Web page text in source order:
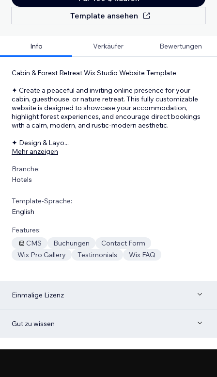
Template ansehen
Info Verkäufer Bewertungen
Cabin & Forest Retreat Wix Studio Website Template
✦ Create a peaceful and inviting online presence for your
cabin, guesthouse, or nature retreat. This fully customizable
website is designed to showcase your accommodation,
highlight forest experiences, and encourage direct bookings
with a calm, modern, and rustic-modern aesthetic.
✦ Design & Layo...
Mehr anzeigen
Branche:
Hotels
Template-Sprache:
English
Features:
CMS
Buchungen
Contact Form
Wix Pro Gallery
Testimonials Wix FAQ
Einmalige Lizenz
Gut zu wissen